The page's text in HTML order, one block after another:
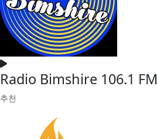
Radio Bimshire 106.1 FM
추천